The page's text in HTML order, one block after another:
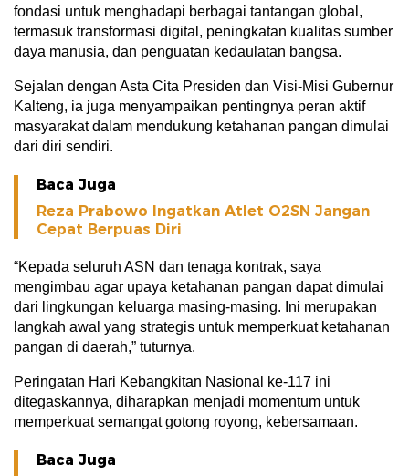
fondasi untuk menghadapi berbagai tantangan global,
termasuk transformasi digital, peningkatan kualitas sumber
daya manusia, dan penguatan kedaulatan bangsa.
Sejalan dengan Asta Cita Presiden dan Visi-Misi Gubernur
Kalteng, ia juga menyampaikan pentingnya peran aktif
masyarakat dalam mendukung ketahanan pangan dimulai
dari diri sendiri.
Baca Juga
Reza Prabowo Ingatkan Atlet O2SN Jangan
Cepat Berpuas Diri
“Kepada seluruh ASN dan tenaga kontrak, saya
mengimbau agar upaya ketahanan pangan dapat dimulai
dari lingkungan keluarga masing-masing. Ini merupakan
langkah awal yang strategis untuk memperkuat ketahanan
pangan di daerah,” tuturnya.
Peringatan Hari Kebangkitan Nasional ke-117 ini
ditegaskannya, diharapkan menjadi momentum untuk
memperkuat semangat gotong royong, kebersamaan.
Baca Juga